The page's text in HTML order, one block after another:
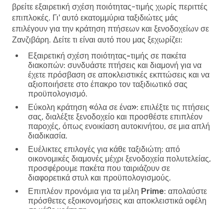
βρείτε εξαιρετική σχέση ποιότητας-τιμής χωρίς περιττές
επιπλοκές. Γι' αυτό εκατομμύρια ταξιδιώτες μάς
επιλέγουν για την κράτηση πτήσεων και ξενοδοχείων σε
Ζανζιβάρη. Δείτε τι είναι αυτό που μας ξεχωρίζει:
Εξαιρετική σχέση ποιότητας-τιμής σε πακέτα
διακοπών: συνδυάστε πτήσεις και διαμονή για να
έχετε πρόσβαση σε αποκλειστικές εκπτώσεις και να
αξιοποιήσετε στο έπακρο τον ταξιδιωτικό σας
προϋπολογισμό.
Εύκολη κράτηση «όλα σε ένα»: επιλέξτε τις πτήσεις
σας, διαλέξτε ξενοδοχείο και προσθέστε επιπλέον
παροχές, όπως ενοικίαση αυτοκινήτου, σε μια απλή
διαδικασία.
Ευέλικτες επιλογές για κάθε ταξιδιώτη: από
οικονομικές διαμονές μέχρι ξενοδοχεία πολυτελείας,
προσφέρουμε πακέτα που ταιριάζουν σε
διαφορετικά στυλ και προϋπολογισμούς.
Επιπλέον προνόμια για τα μέλη Prime: απολαύστε
πρόσθετες εξοικονομήσεις και αποκλειστικά οφέλη